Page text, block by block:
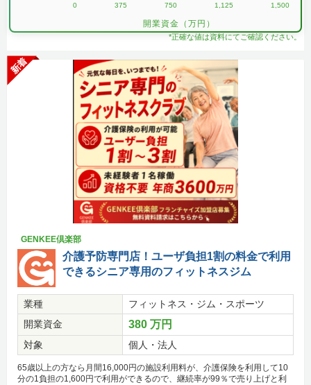
0 375 750 1,125 1,500
開業資金（万円）
*正確な値は資料にてご確認ください。
新着
GENKEE倶楽部
介護予防専門店！ユーザ負担1割の料金で利用
できるシニア専用のフィットネスジム
業種
フィットネス・ジム・スポーツ
開業資金
380 万円
対象 個人・法人
65歳以上の方なら月間16,000円の施設利用料が、介護保険を利用して10
分の1負担の1,600円で利用ができるので、継続率が99％で売り上げと利